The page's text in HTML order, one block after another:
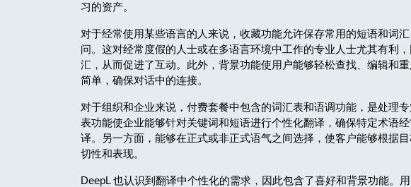
习的资产。
对于经常使用某些语言的人来说，收藏功能允许保存常用的短语和词
问。这对经常度假的人士或在多语言环境中工作的专业人士尤其有利
汇，从而促进了互动。此外，背景功能使用户能够轻松查找、编辑和
简单，确保对话中的连接。
对于组织和企业来说，付费套餐中包含的词汇表和语调功能，是处理
表功能使企业能够针对关键词和短语进行个性化翻译，确保特定术语
译。另一方面，能够在正式或非正式语气之间选择，使客户能够根据
切性和表现。
DeepL 也认识到翻译中个性化的需求，因此包含了喜好和背景功能。